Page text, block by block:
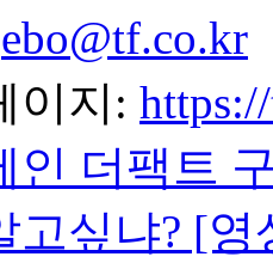
이지:
인 더팩트
고싶냐? [